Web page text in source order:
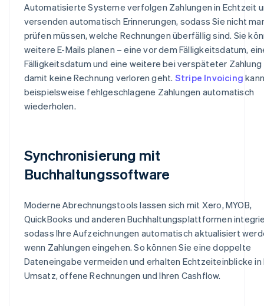
Automatisierte Systeme verfolgen Zahlungen in Echtzeit
versenden automatisch Erinnerungen, sodass Sie nicht
prüfen müssen, welche Rechnungen überfällig sind. Sie
weitere E-Mails planen – eine vor dem Fälligkeitsdatum,
Fälligkeitsdatum und eine weitere bei verspäteter Zahlung
damit keine Rechnung verloren geht. Stripe Invoicing kann
beispielsweise fehlgeschlagene Zahlungen automatisch
wiederholen.
Synchronisierung mit
Buchhaltungssoftware
Moderne Abrechnungstools lassen sich mit Xero, MYOB,
QuickBooks und anderen Buchhaltungsplattformen
sodass Ihre Aufzeichnungen automatisch aktualisiert
wenn Zahlungen eingehen. So können Sie eine doppelte
Dateneingabe vermeiden und erhalten Echtzeiteinblicke in
Umsatz, offene Rechnungen und Ihren Cashflow.